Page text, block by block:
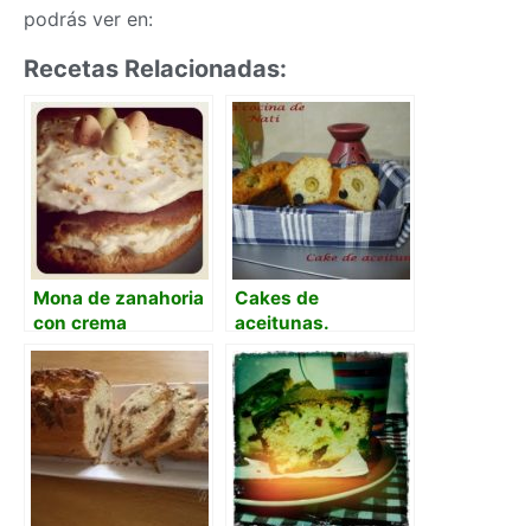
podrás ver en:
Recetas Relacionadas:
Mona de zanahoria
con crema
mascarpone al
limón
Cakes de
aceitunas.